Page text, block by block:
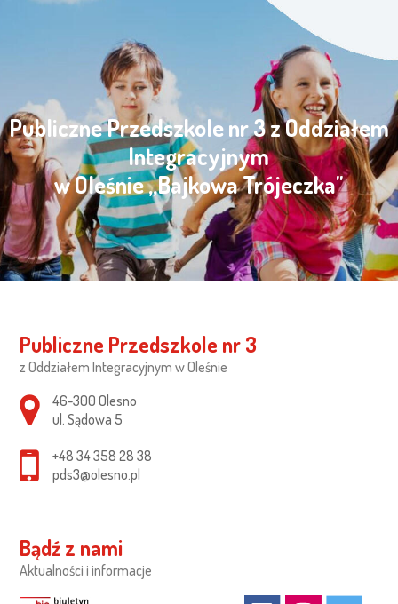
Publiczne Przedszkole nr 3 z Oddziałem
Integracyjnym
w Oleśnie „Bajkowa Trójeczka"
Publiczne Przedszkole nr 3
z Oddziałem Integracyjnym w Oleśnie
Adres pocztowy:
46-300 Olesno
ul. Sądowa 5
+48 34 358 28 38
pds3@olesno.pl
Bądź z nami
Aktualności i informacje